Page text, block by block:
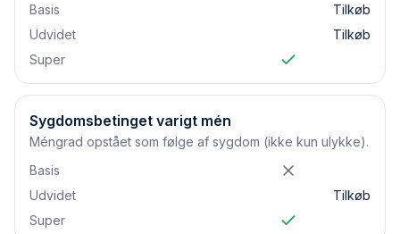
Basis
Tilkøb
Udvidet
Tilkøb
Super
Sygdomsbetinget varigt mén
Méngrad opstået som følge af sygdom (ikke kun ulykke).
Basis
Udvidet
Tilkøb
Super